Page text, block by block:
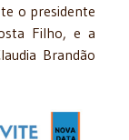
o presidente
Filho, e a
Brandão